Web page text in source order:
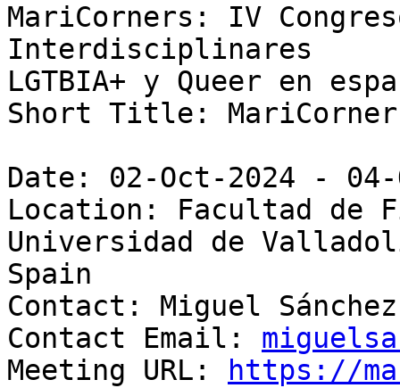
MariCorners: IV
Interdisciplinares
LGTBIA+ y Queer en
Short Title:
Date: 02-Oct-2024 - 04-
Location: Facultad de
Universidad de
Spain
Contact: Miguel
Contact Email:
Meeting URL:
https://